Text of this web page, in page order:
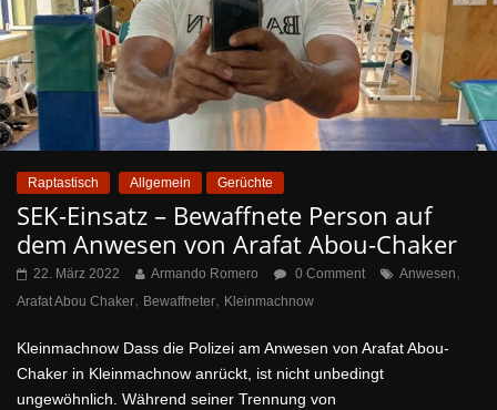
Raptastisch Allgemein Gerüchte
SEK-Einsatz – Bewaffnete Person auf
dem Anwesen von Arafat Abou-Chaker
22. März 2022 Armando Romero 0 Comment Anwesen,
Arafat Abou Chaker, Bewaffneter, Kleinmachnow
Kleinmachnow Dass die Polizei am Anwesen von Arafat Abou-
Chaker in Kleinmachnow anrückt, ist nicht unbedingt
ungewöhnlich. Während seiner Trennung von